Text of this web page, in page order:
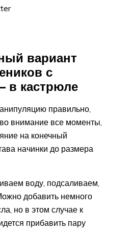
вариант
с
в кастрюле
правильно,
внимание все моменты,
на конечный
начинки до размера
воду, подсаливаем,
добавить немного
но в этом случае к
прибавить пару